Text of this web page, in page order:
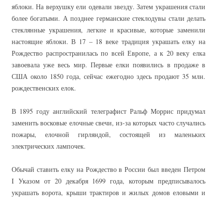
яблоки. На верхушку ели одевали звезду. Затем украшения стали
более богатыми. А позднее германские стеклодувы стали делать
стеклянные украшения, легкие и красивые, которые заменили
настоящие яблоки. В 17 – 18 веке традиция украшать елку на
Рождество распространилась по всей Европе, а к 20 веку елка
завоевала уже весь мир. Первые елки появились в продаже в
США около 1850 года, сейчас ежегодно здесь продают 35 млн.
рождественских елок.
В 1895 году английский телеграфист Ральф Моррис придумал
заменить восковые елочные свечи, из-за которых часто случались
пожары, елочной гирляндой, состоящей из маленьких
электрических лампочек.
Обычай ставить елку на Рождество в России был введен Петром
I Указом от 20 декабря 1699 года, которым предписывалось
украшать ворота, крыши трактиров и жилых домов еловыми и